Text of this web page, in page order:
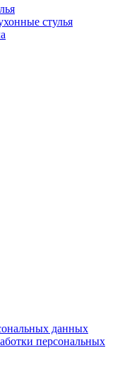
стулья
данных
персональных